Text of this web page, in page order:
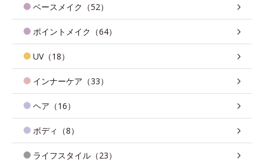
ベースメイク（52）
ポイントメイク（64）
UV（18）
インナーケア（33）
ヘア（16）
ボディ（8）
ライフスタイル（23）